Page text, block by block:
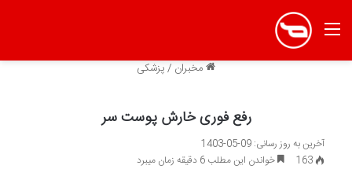
منو
مخبران /پزشکی
رفع فوری خارش پوست سر
آخرین به روز رسانی: 09-05-1403
163
خواندن این مطلب 6 دقیقه زمان میبرد